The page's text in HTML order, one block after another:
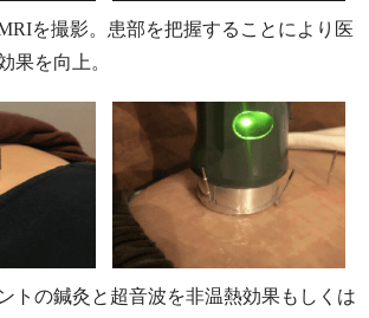
を撮影。患部を把握することにより医
果を向上。
トの鍼灸と超音波を非温熱効果もしくは